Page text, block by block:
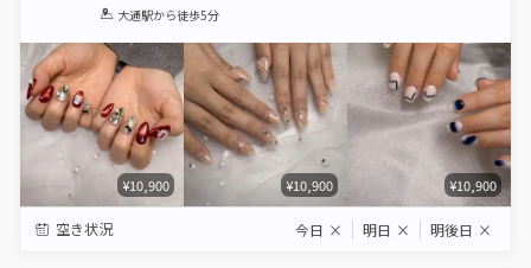
1 2 3 4 5
大通駅から徒歩5分
¥10,900 ¥10,900 ¥10,900
空き状況 今日 × 明日 × 明後日 ×